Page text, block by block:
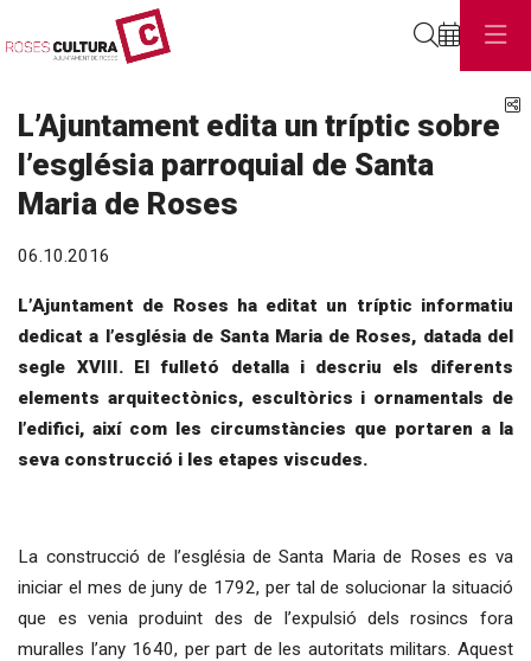
L’Ajuntament edita un tríptic sobre
l’església parroquial de Santa
Maria de Roses
06.10.2016
L’Ajuntament de Roses ha editat un tríptic informatiu
dedicat a l’església de Santa Maria de Roses, datada del
segle XVIII. El fulletó detalla i descriu els diferents
elements arquitectònics, escultòrics i ornamentals de
l’edifici, així com les circumstàncies que portaren a la
seva construcció i les etapes viscudes.
La construcció de l’església de Santa Maria de Roses es va
iniciar el mes de juny de 1792, per tal de solucionar la situació
que es venia produint des de l’expulsió dels rosincs fora
muralles l’any 1640, per part de les autoritats militars. Aquest